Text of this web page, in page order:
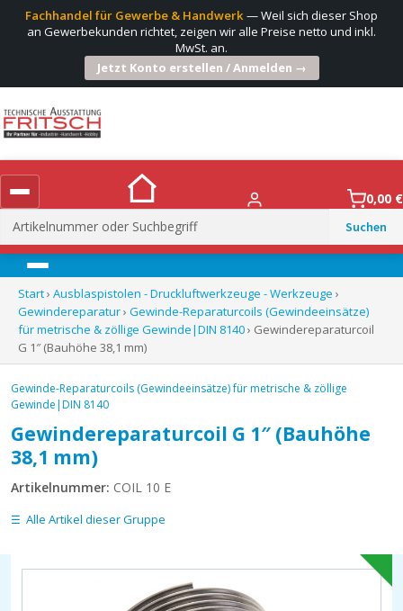
Fachhandel für Gewerbe & Handwerk— Weil sich dieser Shop
an Gewerbekunden richtet, zeigen wir alle Preise netto und inkl.
MwSt. an.
Jetzt Konto erstellen / Anmelden →
Suchen
nach:
0,00 €
Menü
Start› Ausblaspistolen - Druckluftwerkzeuge - Werkzeuge ›
Gewindereparatur› Gewinde-Reparaturcoils (Gewindeeinsätze)
für metrische & zöllige Gewinde|DIN 8140› Gewindereparaturcoil
G 1″ (Bauhöhe 38,1 mm)
Gewinde-Reparaturcoils (Gewindeeinsätze) für metrische & zöllige
Gewinde|DIN 8140
Gewindereparaturcoil G 1″ (Bauhöhe
38,1 mm)
Artikelnummer: COIL 10 E
Alle Artikel dieser Gruppe